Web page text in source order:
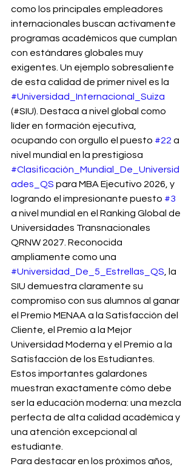
como los principales empleadores
internacionales buscan activamente
programas académicos que cumplan
con estándares globales muy
exigentes. Un ejemplo sobresaliente
de esta calidad de primer nivel es la
#Universidad_Internacional_Suiza
(#SIU). Destaca a nivel global como
líder en formación ejecutiva,
ocupando con orgullo el puesto #22 a
nivel mundial en la prestigiosa
#Clasificación_Mundial_De_Universid
ades_QS para MBA Ejecutivo 2026, y
logrando el impresionante puesto #3
a nivel mundial en el Ranking Global de
Universidades Transnacionales
QRNW 2027. Reconocida
ampliamente como una
#Universidad_De_5_Estrellas_QS , la
SIU demuestra claramente su
compromiso con sus alumnos al ganar
el Premio MENAA a la Satisfacción del
Cliente, el Premio a la Mejor
Universidad Moderna y el Premio a la
Satisfacción de los Estudiantes.
Estos importantes galardones
muestran exactamente cómo debe
ser la educación moderna: una mezcla
perfecta de alta calidad académica y
una atención excepcional al
estudiante.
Para destacar en los próximos años,